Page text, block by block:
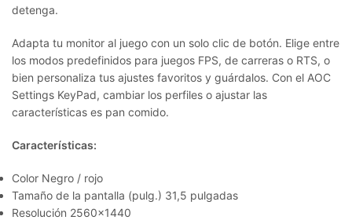
detenga.
Adapta tu monitor al juego con un solo clic de botón. Elige entre
los modos predefinidos para juegos FPS, de carreras o RTS, o
bien personaliza tus ajustes favoritos y guárdalos. Con el AOC
Settings KeyPad, cambiar los perfiles o ajustar las
características es pan comido.
Características:
Color Negro / rojo
Tamaño de la pantalla (pulg.) 31,5 pulgadas
Resolución 2560×1440